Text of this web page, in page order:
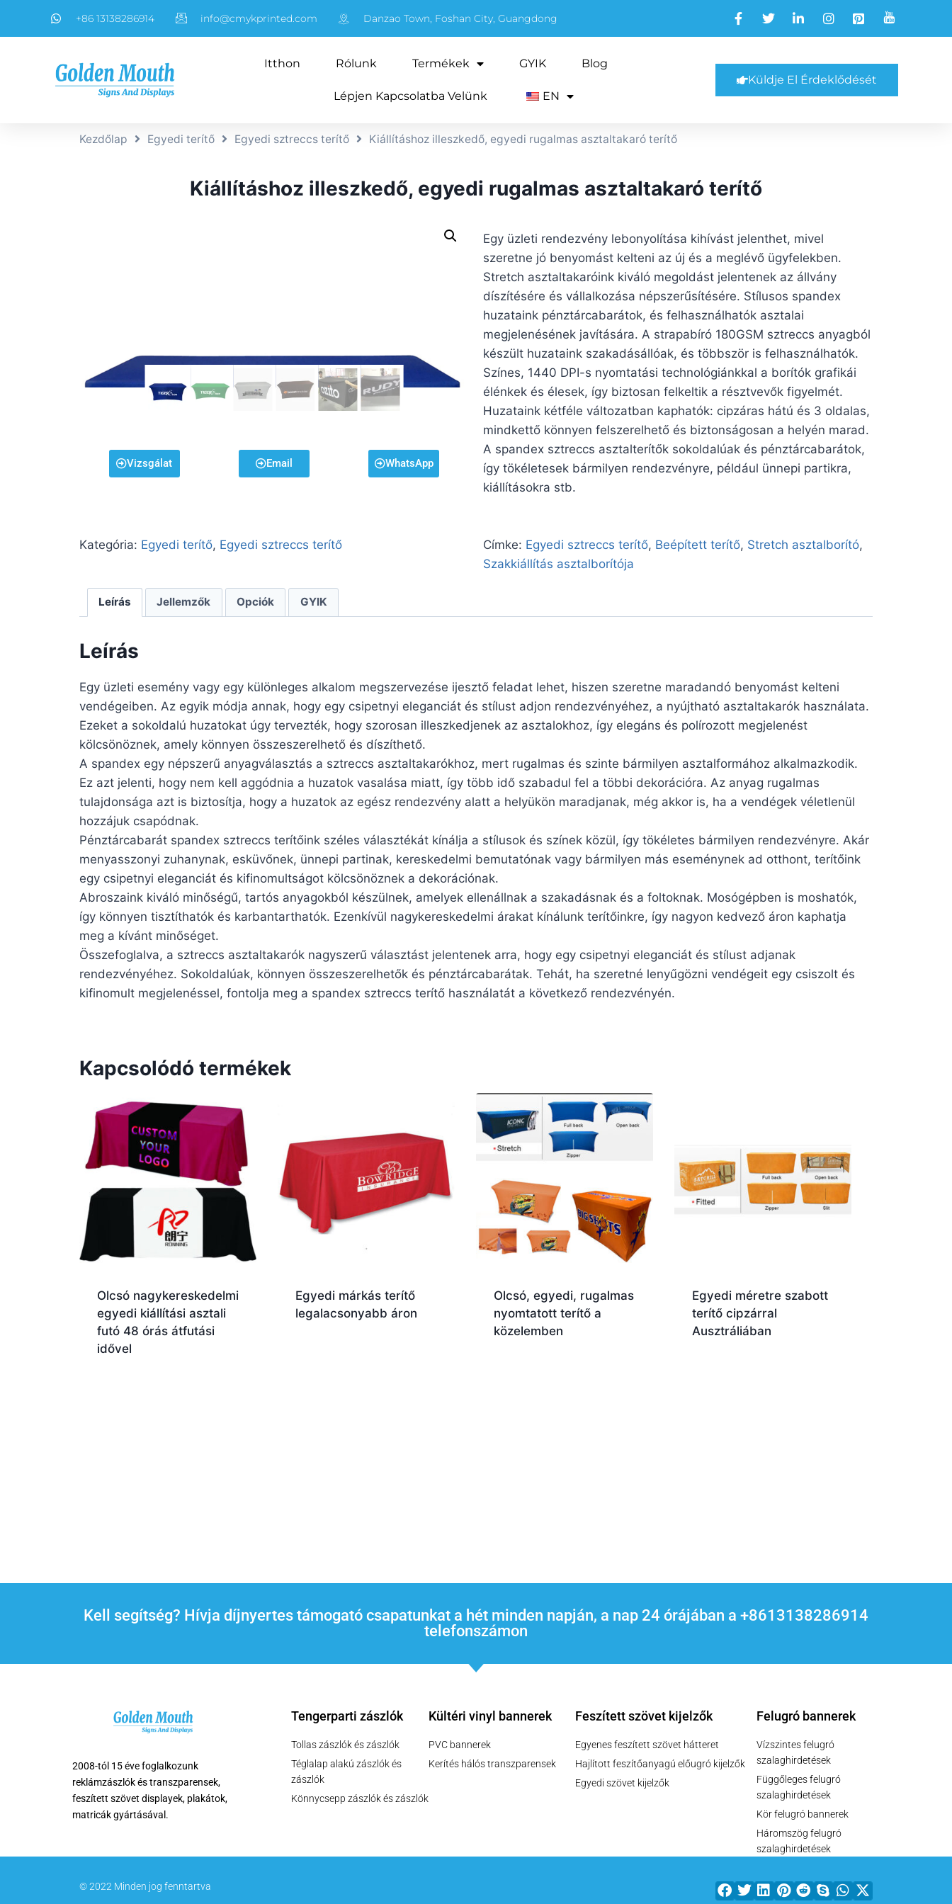
+86 13138286914 info@cmykprinted.com Danzao Town, Foshan City, Guangdong
Itthon Rólunk Termékek GYIK Blog
Lépjen Kapcsolatba Velünk EN
Küldje El Érdeklődését
Kezdőlap Egyedi terítő Egyedi sztreccs terítő Kiállításhoz illeszkedő, egyedi rugalmas asztaltakaró terítő
Kiállításhoz illeszkedő, egyedi rugalmas asztaltakaró terítő
Vizsgálat Email WhatsApp
Egy üzleti rendezvény lebonyolítása kihívást jelenthet, mivel
szeretne jó benyomást kelteni az új és a meglévő ügyfelekben.
Stretch asztaltakaróink kiváló megoldást jelentenek az állvány
díszítésére és vállalkozása népszerűsítésére. Stílusos spandex
huzataink pénztárcabarátok, és felhasználhatók asztalai
megjelenésének javítására. A strapabíró 180GSM sztreccs anyagból
készült huzataink szakadásállóak, és többször is felhasználhatók.
Színes, 1440 DPI-s nyomtatási technológiánkkal a borítók grafikái
élénkek és élesek, így biztosan felkeltik a résztvevők figyelmét.
Huzataink kétféle változatban kaphatók: cipzáras hátú és 3 oldalas,
mindkettő könnyen felszerelhető és biztonságosan a helyén marad.
A spandex sztreccs asztalterítők sokoldalúak és pénztárcabarátok,
így tökéletesek bármilyen rendezvényre, például ünnepi partikra,
kiállításokra stb.
Kategória: Egyedi terítő, Egyedi sztreccs terítő Címke: Egyedi sztreccs terítő, Beépített terítő, Stretch asztalborító,
Szakkiállítás asztalborítója
Leírás Jellemzők Opciók GYIK
Leírás
Egy üzleti esemény vagy egy különleges alkalom megszervezése ijesztő feladat lehet, hiszen szeretne maradandó benyomást kelteni
vendégeiben. Az egyik módja annak, hogy egy csipetnyi eleganciát és stílust adjon rendezvényéhez, a nyújtható asztaltakarók használata.
Ezeket a sokoldalú huzatokat úgy tervezték, hogy szorosan illeszkedjenek az asztalokhoz, így elegáns és polírozott megjelenést
kölcsönöznek, amely könnyen összeszerelhető és díszíthető.
A spandex egy népszerű anyagválasztás a sztreccs asztaltakarókhoz, mert rugalmas és szinte bármilyen asztalformához alkalmazkodik.
Ez azt jelenti, hogy nem kell aggódnia a huzatok vasalása miatt, így több idő szabadul fel a többi dekorációra. Az anyag rugalmas
tulajdonsága azt is biztosítja, hogy a huzatok az egész rendezvény alatt a helyükön maradjanak, még akkor is, ha a vendégek véletlenül
hozzájuk csapódnak.
Pénztárcabarát spandex sztreccs terítőink széles választékát kínálja a stílusok és színek közül, így tökéletes bármilyen rendezvényre. Akár
menyasszonyi zuhanynak, esküvőnek, ünnepi partinak, kereskedelmi bemutatónak vagy bármilyen más eseménynek ad otthont, terítőink
egy csipetnyi eleganciát és kifinomultságot kölcsönöznek a dekorációnak.
Abroszaink kiváló minőségű, tartós anyagokból készülnek, amelyek ellenállnak a szakadásnak és a foltoknak. Mosógépben is moshatók,
így könnyen tisztíthatók és karbantarthatók. Ezenkívül nagykereskedelmi árakat kínálunk terítőinkre, így nagyon kedvező áron kaphatja
meg a kívánt minőséget.
Összefoglalva, a sztreccs asztaltakarók nagyszerű választást jelentenek arra, hogy egy csipetnyi eleganciát és stílust adjanak
rendezvényéhez. Sokoldalúak, könnyen összeszerelhetők és pénztárcabarátak. Tehát, ha szeretné lenyűgözni vendégeit egy csiszolt és
kifinomult megjelenéssel, fontolja meg a spandex sztreccs terítő használatát a következő rendezvényén.
Kapcsolódó termékek
Olcsó nagykereskedelmi
egyedi kiállítási asztali
futó 48 órás átfutási
idővel
Egyedi márkás terítő
legalacsonyabb áron
Olcsó, egyedi, rugalmas
nyomtatott terítő a
közelemben
Egyedi méretre szabott
terítő cipzárral
Ausztráliában
Kell segítség? Hívja díjnyertes támogató csapatunkat a hét minden napján, a nap 24 órájában a +8613138286914
telefonszámon
2008-tól 15 éve foglalkozunk
reklámzászlók és transzparensek,
feszített szövet displayek, plakátok,
matricák gyártásával.
Tengerparti zászlók
Tollas zászlók és zászlók
Téglalap alakú zászlók és
zászlók
Könnycsepp zászlók és zászlók
Kültéri vinyl bannerek
PVC bannerek
Kerítés hálós transzparensek
Feszített szövet kijelzők
Egyenes feszített szövet hátteret
Hajlított feszítőanyagú előugró kijelzők
Egyedi szövet kijelzők
Felugró bannerek
Vízszintes felugró
szalaghirdetések
Függőleges felugró
szalaghirdetések
Kör felugró bannerek
Háromszög felugró
szalaghirdetések
© 2022 Minden jog fenntartva